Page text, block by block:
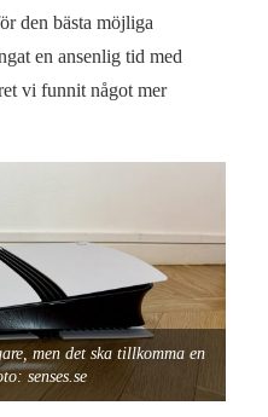
den bästa möjliga
en ansenlig tid med
vi funnit något mer
men det ska tillkomma en
senses.se